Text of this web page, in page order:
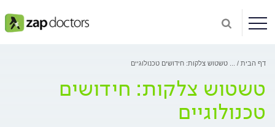
דף הבית טשטוש צלקות: חידושים טכנולוגיים
טשטוש צלקות: חידושים
טכנולוגיים